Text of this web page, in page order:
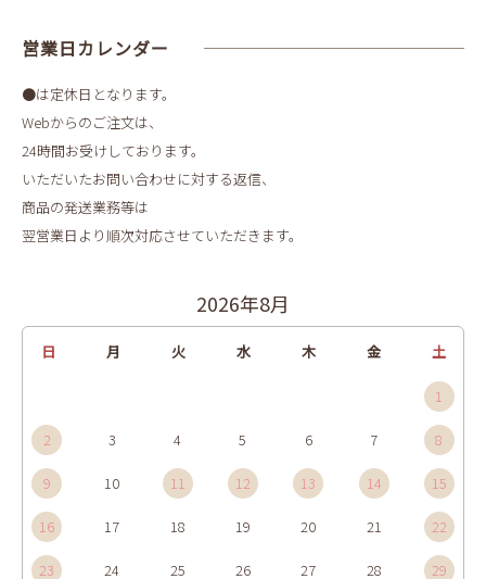
営業日カレンダー
●は定休日となります。
Webからのご注文は、
24時間お受けしております。
いただいたお問い合わせに対する返信、
商品の発送業務等は
翌営業日より順次対応させていただきます。
2026年8月
日 月 火 水 木 金 土
1
2 3 4 5 6 7 8
9 10 11 12 13 14 15
16 17 18 19 20 21 22
23 24 25 26 27 28 29